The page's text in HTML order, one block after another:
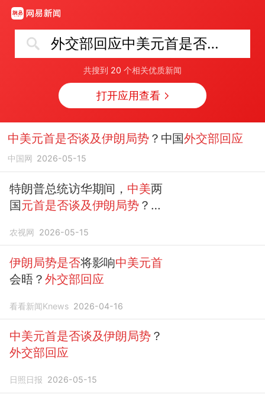
外交部回应中美元首是否谈及伊朗局势
共搜到 20 个相关优质新闻
打开应用查看
中美元首是否谈及伊朗局势 ？中国外交部回应
中国网 2026-05-15
特朗普总统访华期间， 中美两
国元首是否谈及伊朗局势 ？ 外
场十分明确
农视网 2026-05-15
伊朗局势是否将影响中美元首
会晤？外交部回应
看看新闻Knews 2026-04-16
中美元首是否谈及伊朗局势 ？
外交部回应
日照日报 2026-05-15